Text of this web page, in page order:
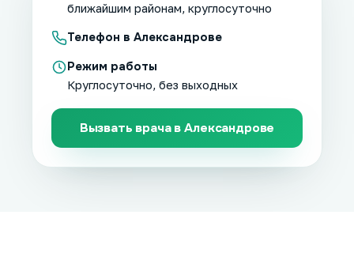
ближайшим районам, круглосуточно
Телефон в Александрове
Режим работы
Круглосуточно, без выходных
Вызвать врача в Александрове